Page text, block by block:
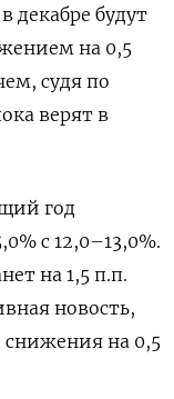
декабре будут
на 0,5
судя по
верят в
год
с 12,0–13,0%.
на 1,5 п.п.
новость,
снижения на 0,5